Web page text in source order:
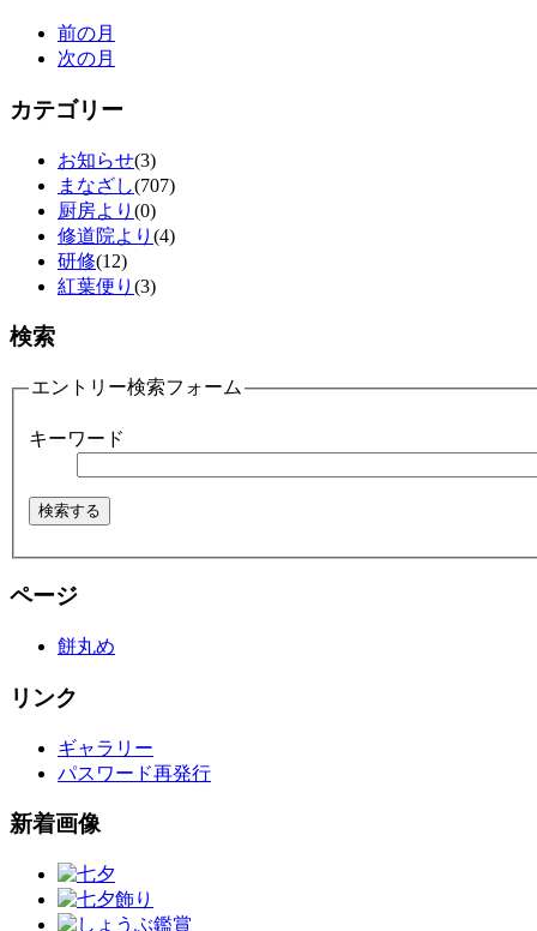
前の月
次の月
カテゴリー
お知らせ(3)
まなざし(707)
厨房より (0)
修道院より (4)
研修(12)
紅葉便り (3)
検索
エントリー検索フォーム
キーワード
ページ
餅丸め
リンク
ギャラリー
パスワード再発行
新着画像